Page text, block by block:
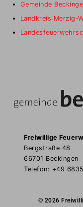
Gemeinde
Landkreis Merzig-
Freiwillige
Bergstraße 48
66701 Beckingen
Telefon: +49
© 2026